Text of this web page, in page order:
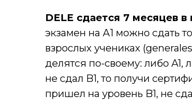
DELE сдается 7 месяцев в
экзамен на А1 можно сдать
взрослых учениках
делятся по-своему: либо A1,
не сдал B1, то получи
пришел на уровень B1, не